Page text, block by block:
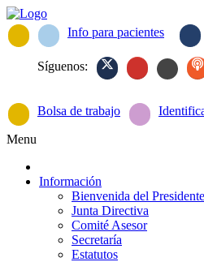
Info para pacientes
Síguenos:
Bolsa de trabajo
Menu
Información
Bienvenida del Presidente
Junta Directiva
Comité Asesor
Secretaría
Estatutos